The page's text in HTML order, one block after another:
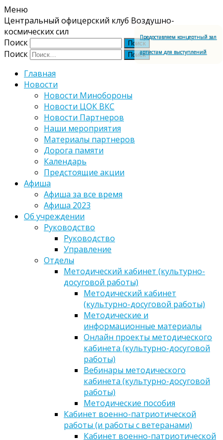
Меню
Центральный офицерский клуб Воздушно-
космических сил
Поиск
Поиск
Главная
Новости
Новости Минобороны
Новости ЦОК ВКС
Новости Партнеров
Наши мероприятия
Материалы партнеров
Дорога памяти
Календарь
Предстоящие акции
Афиша
Афиша за все время
Афиша 2023
Об учреждении
Руководство
Руководство
Управление
Отделы
Методический кабинет (культурно-
досуговой работы)
Методический кабинет
(культурно-досуговой работы)
Методические и
информационные материалы
Онлайн проекты методического
кабинета (культурно-досуговой
работы)
Вебинары методического
кабинета (культурно-досуговой
работы)
Методические пособия
Кабинет военно-патриотической
работы (и работы с ветеранами)
Кабинет военно-патриотической
Предоставляем концертный зал
артистам для выступлений